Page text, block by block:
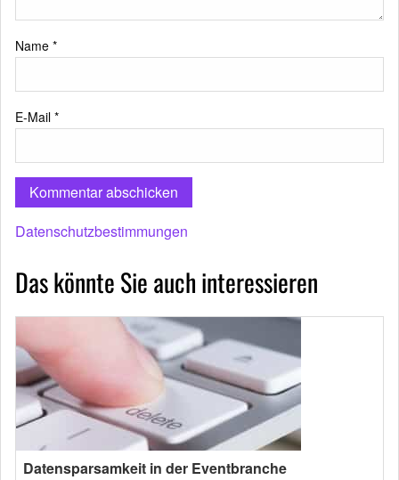
Name *
E-Mail *
Datenschutzbestimmungen
Das könnte Sie auch interessieren
Datensparsamkeit in der Eventbranche